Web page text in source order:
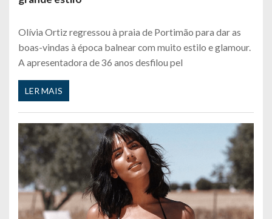
Olívia Ortiz regressou à praia de Portimão para dar as
boas-vindas à época balnear com muito estilo e glamour.
A apresentadora de 36 anos desfilou pel
LER MAIS